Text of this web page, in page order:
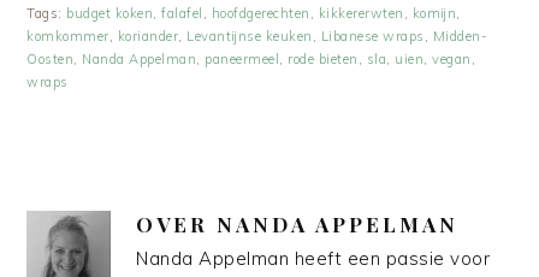
Tags: budget koken ,falafel hoofdgerechten kikkererwten komijn
komkommer
koriander Levantijnse keuken Libanese wraps
Midden-
Oosten
Nanda Appelman paneermeel rode bieten sla uien ,vegan
wraps
OVER NANDA APPELMAN
Nanda Appelman heeft een passie voor